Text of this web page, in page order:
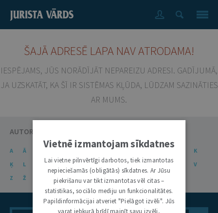
ŠAJĀ ADRESĒ LAPA NAV ATRODAMA!
IESPĒJAMS, JŪS NORĀDĪJĀT NEPAREIZU ADRESI. GADĪJUMĀ,
JA UZSKATĀT, KA ŠĪ IR SISTĒMAS KĻŪDA, LŪDZAM SAZINĀTIES
AR MUMS.
AUTORU KATALOGS
A Ā
K
Ķ
L M N Ņ O P R S Š T U
V
Z
Ž
Vietnē izmantojam sīkdatnes
Lai vietne pilnvērtīgi darbotos, tiek izmantotas
nepieciešamās (obligātās) sīkdatnes. Ar Jūsu
piekrišanu var tikt izmantotas vēl citas –
statistikas, sociālo mediju un funkcionalitātes.
Papildinformācijai atveriet "Pielāgot izvēli". Jūs
varat jebkurā brīdī mainīt savu izvēli,